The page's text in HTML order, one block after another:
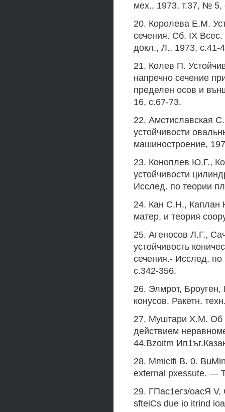
мех., 1973, т.37, № 5,
20. Королева Е.М.
сечения. Сб. IX
докл., Л., 1973, с.41-
21. Колев П.
напречно сечение
пределен осов и
16, с.67-73.
22. Амстиславская
устойчивости
машиностроение,
23. Коноплев Ю.Г.,
устойчивости
Исслед. по теории
24. Кан С.Н., Каплан
матер, и теория
25. Агеносов Л.Г.,
устойчивость
сечения.- Исслед. по
с.342-356.
26. Элмрот, Броуген,
конусов. Ракетн.
27. Муштари Х.М. Об
действием
44.Bzoitm
28. Mmicifi В. 0.
external pxessute. —
29. ГПас1егз/оасЯ
sfteiCs due io itrind